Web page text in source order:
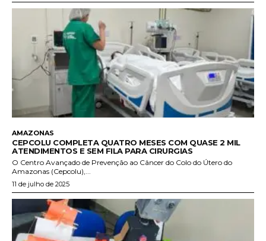
AMAZONAS
CEPCOLU COMPLETA QUATRO MESES COM QUASE 2 MIL
ATENDIMENTOS E SEM FILA PARA CIRURGIAS
O Centro Avançado de Prevenção ao Câncer do Colo do Útero do
Amazonas (Cepcolu),...
11 de julho de 2025